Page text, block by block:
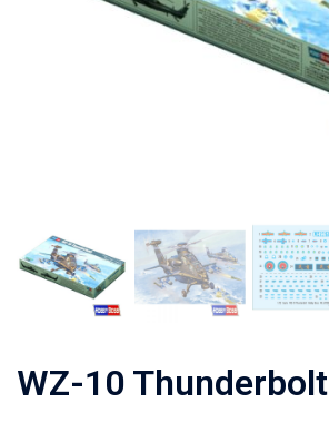
WZ-10 Thunderbolt